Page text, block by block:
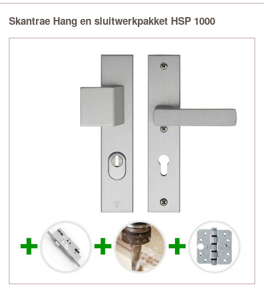
Skantrae Hang en sluitwerkpakket HSP 1000